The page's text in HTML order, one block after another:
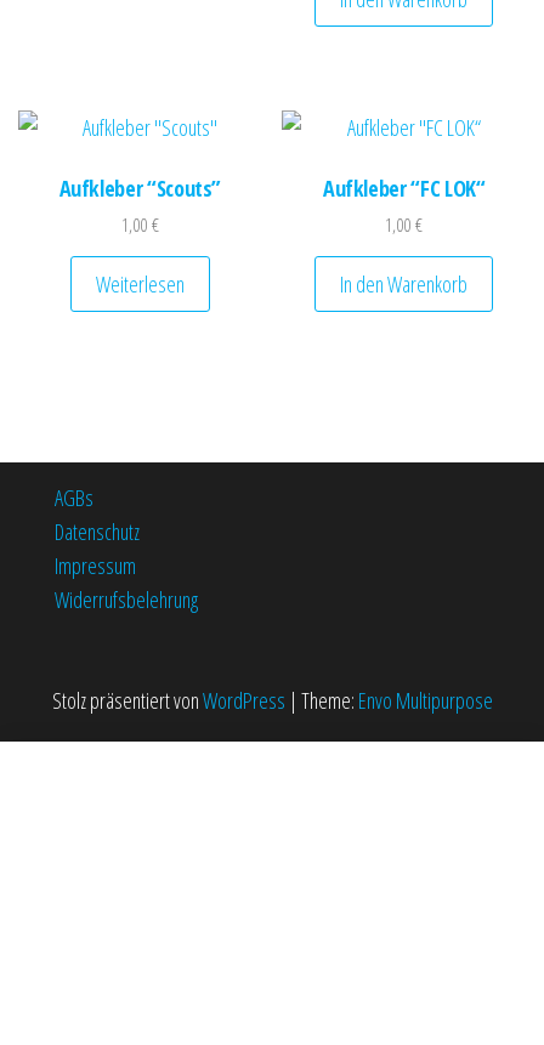
Aufkleber “Scouts”
1,00€
Weiterlesen
Aufkleber “FC LOK“
1,00€
In den Warenkorb
AGBs
Datenschutz
Impressum
Widerrufsbelehrung
Stolz präsentiert vonWordPress | Theme: Envo Multipurpose